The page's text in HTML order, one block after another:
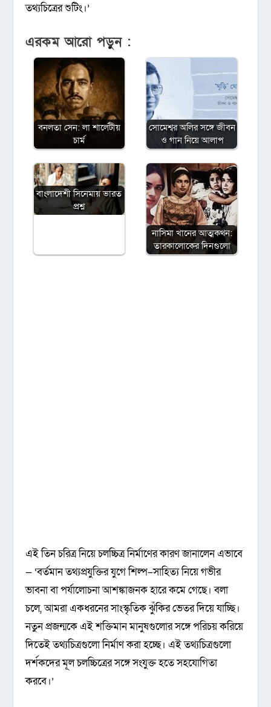
তথ্যচিত্রের শুটিং।’
এরকম আরো পড়ুন :
বনলতা সেন: লা শার্লেটীয়
চার্ম
সোমেশ্বর অলির সঙ্গে জীবন
ও গান নিয়ে আলাপ
বাংলাদেশী সিনেমায় ভারত
প্রশ্ন
নাসিমা খানের আত্মকথন:
তারকালোকের দিনগুলো
এই তিন চরিত্র নিয়ে চলচ্চিত্র নির্মাণের কারণ জানালেন এভাবে
— ‘বর্তমান তথ্যপ্রযুক্তির যুগে শিল্প–সাহিত্য নিয়ে গভীর
ভাবনা বা পর্যালোচনা আশঙ্কাজনক হারে কমে গেছে। বলা
চলে, আমরা একধরনের সাংস্কৃতিক ঝুঁকির ভেতর দিয়ে যাচ্ছি।
নতুন প্রজন্মকে এই শক্তিমান মানুষগুলোর সঙ্গে পরিচয় করিয়ে
দিতেই তথ্যচিত্রগুলো নির্মাণ করা হচ্ছে। এই তথ্যচিত্রগুলো
দর্শকদের মূল চলচ্চিত্রের সঙ্গে সংযুক্ত হতে সহযোগিতা
করবে।’